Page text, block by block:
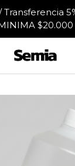
Transferencia
$20.000